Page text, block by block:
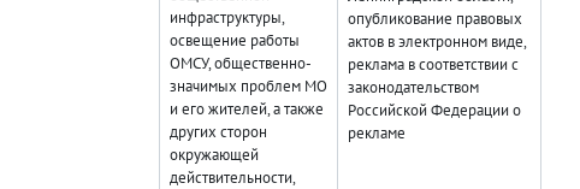
инфраструктуры,
освещение работы
ОМСУ, общественно-
значимых проблем МО
и его жителей, а также
других сторон
окружающей
действительности,
опубликование правовых
актов в электронном виде,
реклама в соответствии с
законодательством
Российской Федерации о
рекламе